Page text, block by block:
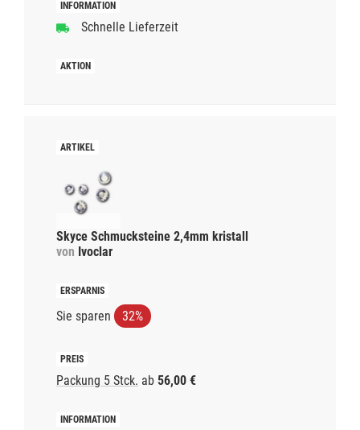
Schnelle Lieferzeit
Skyce Schmucksteine 2,4mm kristall
von Ivoclar
Sie sparen 32%
Packung 5 Stck. ab 56,00 €